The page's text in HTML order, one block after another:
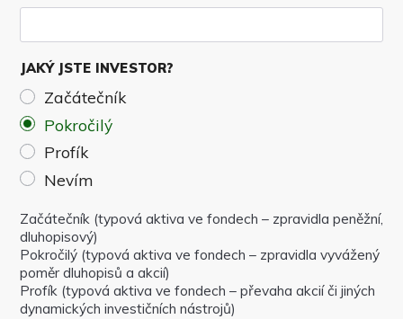
JAKÝ JSTE INVESTOR?
Začátečník
Pokročilý
Profík
Nevím
Začátečník (typová aktiva ve fondech – zpravidla peněžní,
dluhopisový)
Pokročilý (typová aktiva ve fondech – zpravidla vyvážený
poměr dluhopisů a akcií)
Profík (typová aktiva ve fondech – převaha akcií či jiných
dynamických investičních nástrojů)